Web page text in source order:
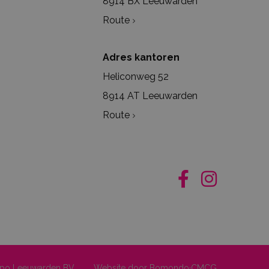
Route
Adres kantoren
Heliconweg 52
8914 AT Leeuwarden
Route